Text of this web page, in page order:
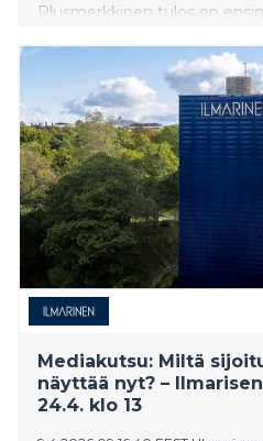
Plusmerkkinen tulos on
​​Mediakutsu: Miltä
näyttää nyt? –
24.4. klo 13​